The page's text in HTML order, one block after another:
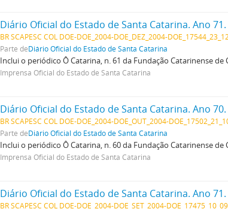
Diário Oficial do Estado de Santa Catarina. Ano
BR SCAPESC COL DOE-DOE_2004-DOE_DEZ_2004-
Parte deDiário Oficial do Estado de Santa Catarina
Inclui o periódico Ô Catarina, n. 61 da Fundação Catarinense de
Imprensa Oficial do Estado de Santa Catarina
Diário Oficial do Estado de Santa Catarina. Ano
BR SCAPESC COL DOE-DOE_2004-DOE_OUT_2004-
Parte deDiário Oficial do Estado de Santa Catarina
Inclui o periódico Ô Catarina, n. 60 da Fundação Catarinense de
Imprensa Oficial do Estado de Santa Catarina
Diário Oficial do Estado de Santa Catarina. Ano
BR SCAPESC COL DOE-DOE_2004-DOE_SET_2004-